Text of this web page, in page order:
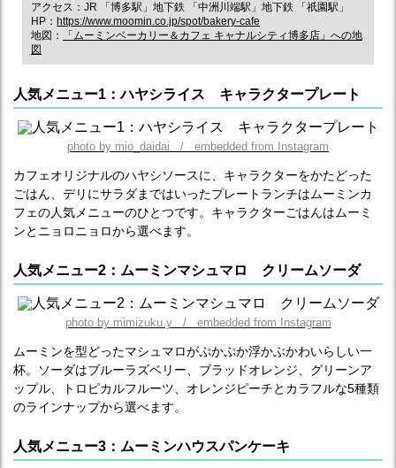
アクセス：JR 「博多駅」地下鉄 「中洲川端駅」地下鉄 「祇園駅」
HP： https://www.moomin.co.jp/spot/bakery-cafe
地図：
「ムーミンベーカリー＆カフェ キャナルシティ博多店」への地
図
人気メニュー1：ハヤシライス キャラクタープレート
photo by mio_daidai / embedded from Instagram
カフェオリジナルのハヤシソースに、キャラクターをかたどった
ごはん、デリにサラダまではいったプレートランチはムーミンカ
フェの人気メニューのひとつです。キャラクターごはんはムーミ
ンとニョロニョロから選べます。
人気メニュー2：ムーミンマシュマロ クリームソーダ
photo by mimizuku.y / embedded from Instagram
ムーミンを型どったマシュマロがぷかぷか浮かぶかわいらしい一
杯。ソーダはブルーラズベリー、ブラッドオレンジ、グリーンア
ップル、トロピカルフルーツ、オレンジピーチとカラフルな5種類
のラインナップから選べます。
人気メニュー3：ムーミンハウスパンケーキ